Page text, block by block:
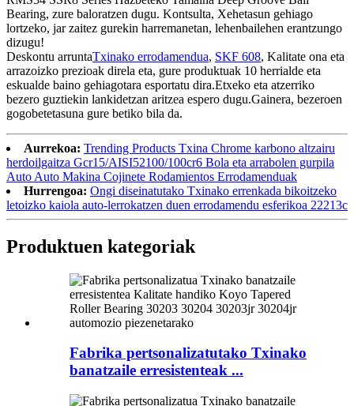
Bearing, zure baloratzen dugu. Kontsulta, Xehetasun gehiago
lortzeko, jar zaitez gurekin harremanetan, lehenbailehen erantzungo
dizugu!
Deskontu arruntaTxinako errodamendua, SKF 608, Kalitate ona eta
arrazoizko prezioak direla eta, gure produktuak 10 herrialde eta
eskualde baino gehiagotara esportatu dira.Etxeko eta atzerriko
bezero guztiekin lankidetzan aritzea espero dugu.Gainera, bezeroen
gogobetetasuna gure betiko bila da.
Aurrekoa: Trending Products Txina Chrome karbono altzairu
herdoilgaitza Gcr15/AISI52100/100cr6 Bola eta arrabolen gurpila
Auto Auto Makina Cojinete Rodamientos Errodamenduak
Hurrengoa: Ongi diseinatutako Txinako errenkada bikoitzeko
letoizko kaiola auto-lerrokatzen duen errodamendu esferikoa 22213c
Produktuen kategoriak
Fabrika pertsonalizatutako Txinako
banatzaile erresistenteak ...